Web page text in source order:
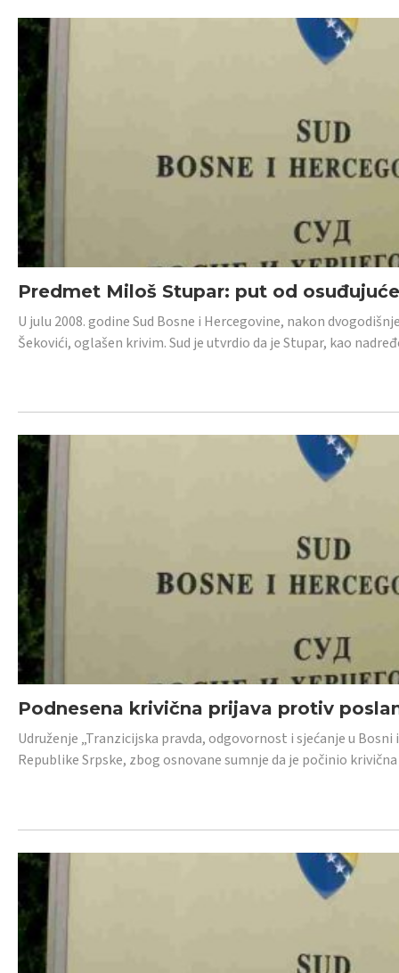
Predmet Miloš Stupar: put od
U julu 2008. godine Sud Bosne i Hercegovine, nakon
Šekovići, oglašen krivim. Sud je utvrdio da je Stupar, kao
Podnesena krivična prijava protiv
Udruženje „Tranzicijska pravda, odgovornost i sjećanje u
Republike Srpske, zbog osnovane sumnje da je počinio